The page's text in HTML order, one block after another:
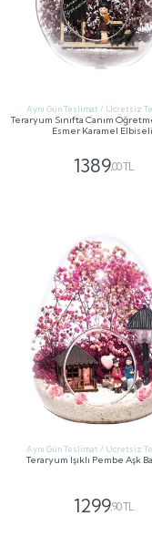
Aynı Gün Teslimat / Ücretsiz
Teraryum Sınıfta Canım
Esmer Karamel Elbiseli
1389,00 TL
Aynı Gün Teslimat / Ücretsiz
Teraryum Işıklı Pembe Aşk
1299,90 TL